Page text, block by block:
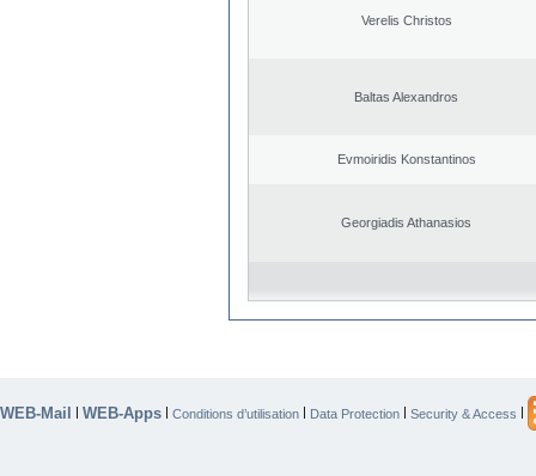
Verelis Christos
Baltas Alexandros
Evmoiridis Konstantinos
Georgiadis Athanasios
WEB-Mail | WEB-Apps | Conditions d’utilisation | Data Protection | Security & Access |